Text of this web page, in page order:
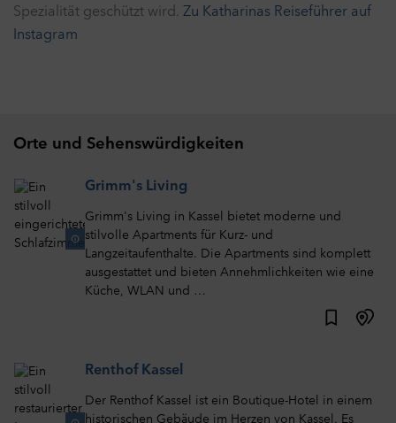
Spezialität geschützt wird. Zu Katharinas Reiseführer auf
Instagram
Orte und Sehenswürdigkeiten
Grimm's Living
Grimm's Living in Kassel bietet moderne und
stilvolle Apartments für Kurz- und
Langzeitaufenthalte. Die Apartments sind komplett
ausgestattet und bieten Annehmlichkeiten wie eine
Küche, WLAN und …
Renthof Kassel
Der Renthof Kassel ist ein Boutique-Hotel in einem
historischen Gebäude im Herzen von Kassel. Es